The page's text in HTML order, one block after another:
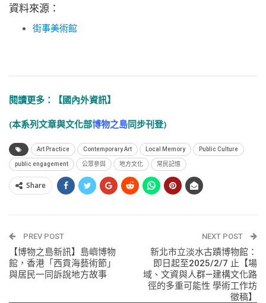
資料來源：
街事美術館
閱讀更多： 【國內外資訊】
(本系列文章與文化部博物之島同步刊登)
Art Practice Contemporary Art Local Memory Public Culture
public engagement 公眾參與 地方文化 常民記憶
Share
PREV POST
【博物之島新訊】島嶼博物
館，香港「西貢海藝術節」
與居民一同訴說地方故事
NEXT POST
新北市立淡水古蹟博物館：
即日起至2025/2/7 止【場
域、文資與人群—建構文化路
徑的多重可能性 學術工作坊
徵稿】